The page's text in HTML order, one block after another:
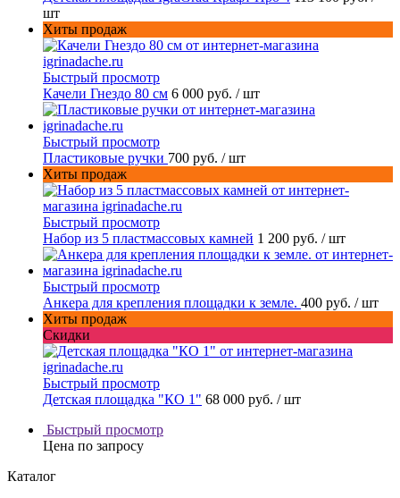
шт
Хиты продаж
Быстрый просмотр
Качели Гнездо 80 см 6 000 руб. / шт
Быстрый просмотр
Пластиковые ручки 700 руб. / шт
Хиты продаж
Быстрый просмотр
Набор из 5 пластмассовых камней 1 200 руб. / шт
Быстрый просмотр
Анкера для крепления площадки к земле. 400 руб. / шт
Хиты продаж
Скидки
Быстрый просмотр
Детская площадка "КО 1" 68 000 руб. / шт
Быстрый просмотр
Цена по запросу
Каталог